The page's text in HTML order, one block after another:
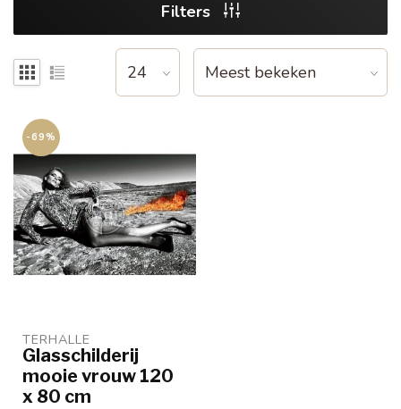
Filters
-69%
TERHALLE
Glasschilderij
mooie vrouw 120
x 80 cm